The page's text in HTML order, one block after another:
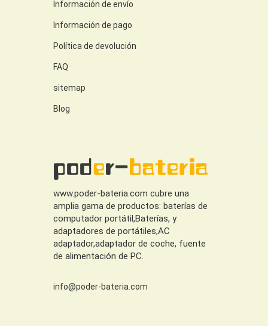
Información de envío
Información de pago
Política de devolución
FAQ
sitemap
Blog
www.poder-bateria.com cubre una
amplia gama de productos: baterías de
computador portátil,Baterías, y
adaptadores de portátiles,AC
adaptador,adaptador de coche, fuente
de alimentación de PC.
info@poder-bateria.com